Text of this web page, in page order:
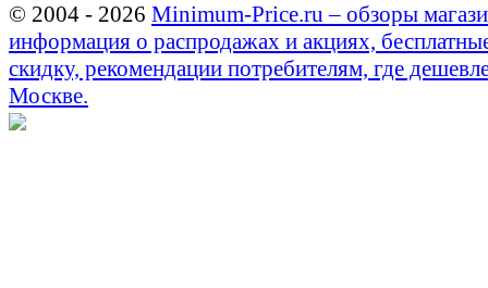
© 2004 - 2026 Minimum-Price.ru – обзоры
информация о распродажах и акциях,
скидку, рекомендации потребителям, где
Москве.